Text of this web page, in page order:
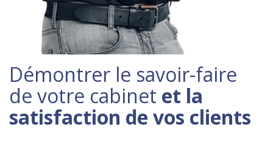
Démontrer le savoir-faire
de votre cabinet et la
satisfaction de vos clients